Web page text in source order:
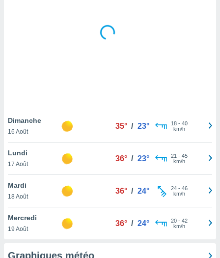
notre
que
et que
Dimanche
16 Août
35° / 23° 18- 40
km/h
Lundi
17 Août
36° / 23° 21 - 45
km/h
Mardi
18 Août
36° / 24° 24- 46
km/h
Mercredi
19 Août
36° / 24° 20- 42
km/h
Graphiques météo